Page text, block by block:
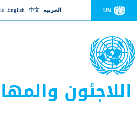
to navigation UN العربية 中文
English
اللاجئون